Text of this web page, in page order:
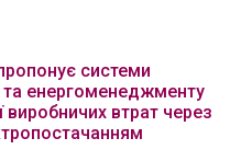
системи
та енергоменеджменту
виробничих втрат через